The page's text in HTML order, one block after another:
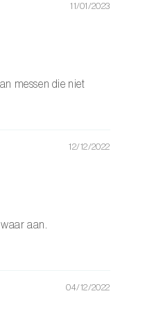
11/01/2023
messen die niet
12/12/2022
aan.
04/12/2022